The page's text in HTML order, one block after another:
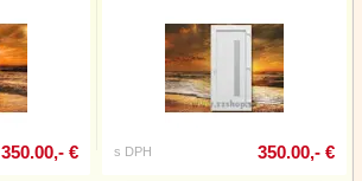
350.00,- € s DPH 350.00,- €